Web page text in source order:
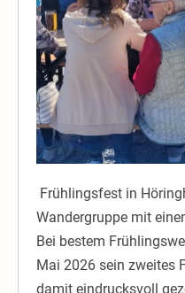
Frühlingsfest in
Wandergruppe mit
Bei bestem
Mai 2026 sein zweites
damit eindrucksvoll